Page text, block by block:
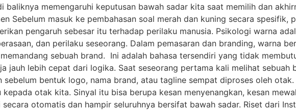
memengaruhi keputusan bawah sadar kita saat memilih dan
Sebelum masuk ke pembahasan soal merah dan kuning secara spesifik,
pengaruh sebesar itu terhadap perilaku manusia. Psikologi warna
dan perilaku seseorang. Dalam pemasaran dan branding, warna
sebuah brand. Ini adalah bahasa tersendiri yang tidak
jauh lebih cepat dari logika. Saat seseorang pertama kali melihat sebuah
bentuk logo, nama brand, atau tagline sempat diproses oleh
otak kita. Sinyal itu bisa berupa kesan menyenangkan, kesan
otomatis dan hampir seluruhnya bersifat bawah sadar. Riset dari